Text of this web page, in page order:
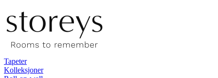
Tapeter
Kolleksjoner